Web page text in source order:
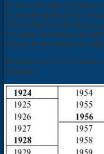
За четыре года четверть
полноценные сутки,
Таким образом, февраль,
обычных месяцев,
только в високосном
Високосные года: список
Пример: